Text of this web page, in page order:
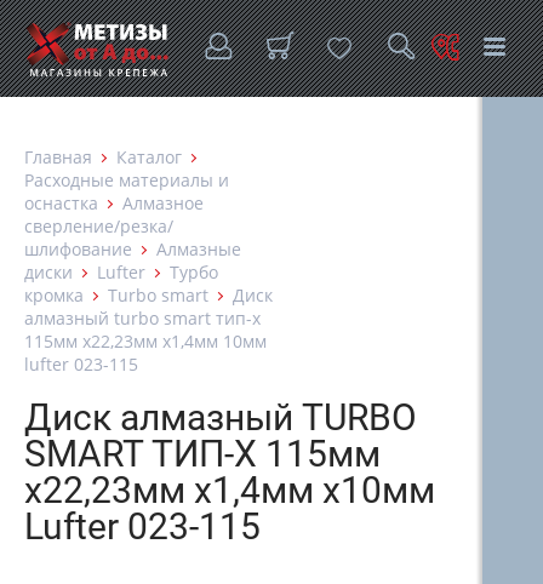
Главная
Каталог
Расходные материалы и
оснастка
Алмазное
сверление/резка/
шлифование
Алмазные
диски
Lufter
Турбо
кромка
Turbo smart
Диск
алмазный turbo smart тип-х
115мм х22,23мм х1,4мм 10мм
lufter 023-115
Диск алмазный TURBO
SMART ТИП-Х 115мм
х22,23мм х1,4мм х10мм
Lufter 023-115